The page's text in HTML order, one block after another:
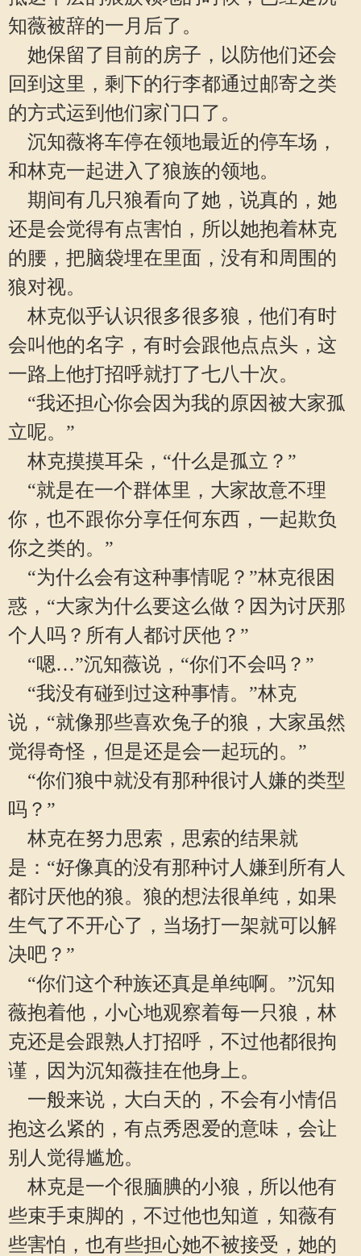
知薇被辞的一月后了。
她保留了目前的房子，以防他们还会
回到这里，剩下的行李都通过邮寄之类
的方式运到他们家门口了。
沉知薇将车停在领地最近的停车场，
和林克一起进入了狼族的领地。
期间有几只狼看向了她，说真的，她
还是会觉得有点害怕，所以她抱着林克
的腰，把脑袋埋在里面，没有和周围的
狼对视。
林克似乎认识很多很多狼，他们有时
会叫他的名字，有时会跟他点点头，这
一路上他打招呼就打了七八十次。
“我还担心你会因为我的原因被大家孤
立呢。”
林克摸摸耳朵，“什么是孤立？”
“就是在一个群体里，大家故意不理
你，也不跟你分享任何东西，一起欺负
你之类的。”
“为什么会有这种事情呢？”林克很困
惑，“大家为什么要这么做？因为讨厌那
个人吗？所有人都讨厌他？”
“嗯…”沉知薇说，“你们不会吗？”
“我没有碰到过这种事情。”林克
说，“就像那些喜欢兔子的狼，大家虽然
觉得奇怪，但是还是会一起玩的。”
“你们狼中就没有那种很讨人嫌的类型
吗？”
林克在努力思索，思索的结果就
是：“好像真的没有那种讨人嫌到所有人
都讨厌他的狼。狼的想法很单纯，如果
生气了不开心了，当场打一架就可以解
决吧？”
“你们这个种族还真是单纯啊。”沉知
薇抱着他，小心地观察着每一只狼，林
克还是会跟熟人打招呼，不过他都很拘
谨，因为沉知薇挂在他身上。
一般来说，大白天的，不会有小情侣
抱这么紧的，有点秀恩爱的意味，会让
别人觉得尴尬。
林克是一个很腼腆的小狼，所以他有
些束手束脚的，不过他也知道，知薇有
些害怕，也有些担心她不被接受，她的